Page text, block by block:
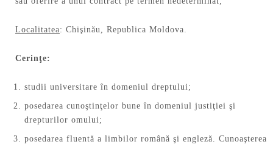
Localitatea: Chişinău, Republica Moldova.
Cerinţe:
studii universitare în domeniul dreptului;
posedarea cunoştinţelor bune în domeniul justiţiei şi
drepturilor omului;
posedarea fluentă a limbilor română şi engleză. Cunoaşterea